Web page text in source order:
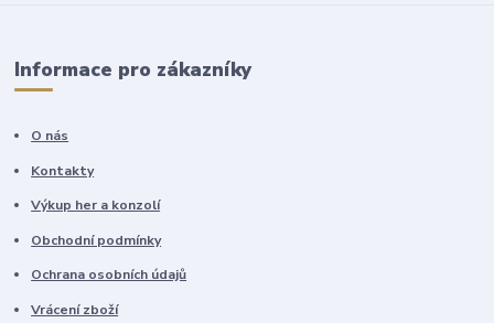
Informace pro zákazníky
O nás
Kontakty
Výkup her a konzolí
Obchodní podmínky
Ochrana osobních údajů
Vrácení zboží